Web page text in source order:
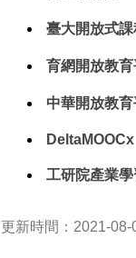
臺大開放式課
育網開放教育
中華開放教育
DeltaMOOCx
工研院產業學
更新時間：2021-